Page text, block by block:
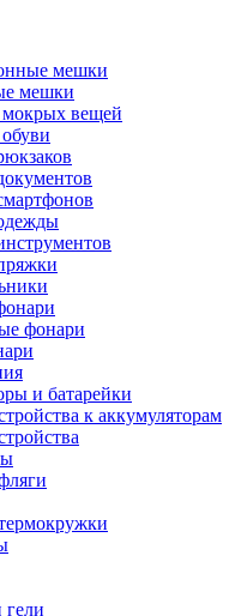
мешки
мешки
вещей
фонари
и батарейки
к аккумуляторам